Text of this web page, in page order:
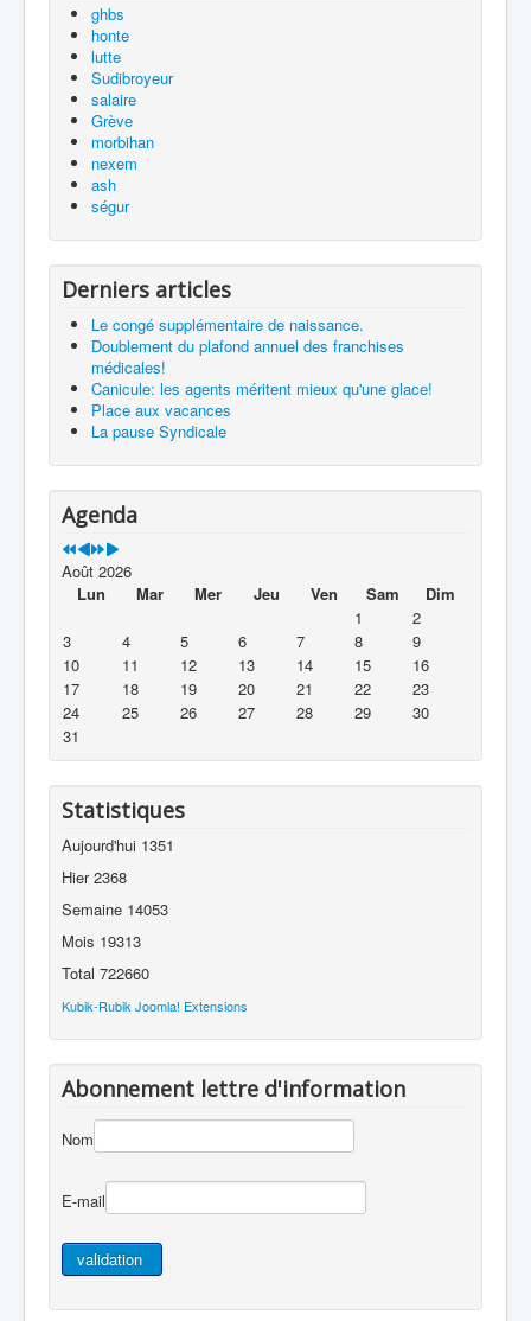
ghbs
honte
lutte
Sudibroyeur
salaire
Grève
morbihan
nexem
ash
ségur
Derniers articles
Le congé supplémentaire de naissance.
Doublement du plafond annuel des franchises
médicales!
Canicule: les agents méritent mieux qu'une glace!
Place aux vacances
La pause Syndicale
Agenda
Août 2026
Lun
Mar Mer Jeu Ven Sam
Dim
1
2
3
4 5 6 7 8
9
10
11 12 13 14 15
16
17
18 19 20 21 22
23
24
25 26 27 28 29
30
31
Statistiques
Aujourd'hui 1351
Hier2368
Semaine 14053
Mois 19313
Total 722660
Kubik-Rubik Joomla! Extensions
Abonnement lettre d'information
Nom
E-mail